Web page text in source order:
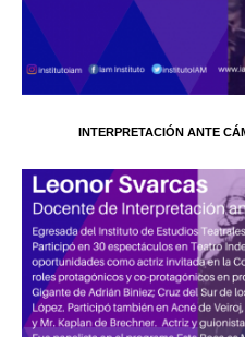
INTERPRETACIÓN ANTE